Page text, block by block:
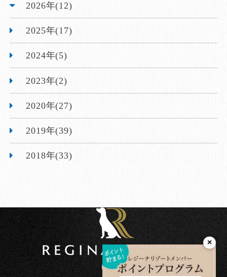
2026年(12)
2025年(17)
2024年(5)
2023年(2)
2020年(27)
2019年(39)
2018年(33)
×